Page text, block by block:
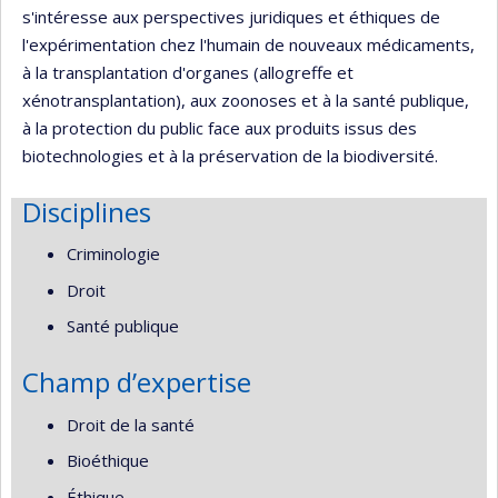
s'intéresse aux perspectives juridiques et éthiques de
l'expérimentation chez l'humain de nouveaux médicaments,
à la transplantation d'organes (allogreffe et
xénotransplantation), aux zoonoses et à la santé publique,
à la protection du public face aux produits issus des
biotechnologies et à la préservation de la biodiversité.
Disciplines
Criminologie
Droit
Santé publique
Champ d’expertise
Droit de la santé
Bioéthique